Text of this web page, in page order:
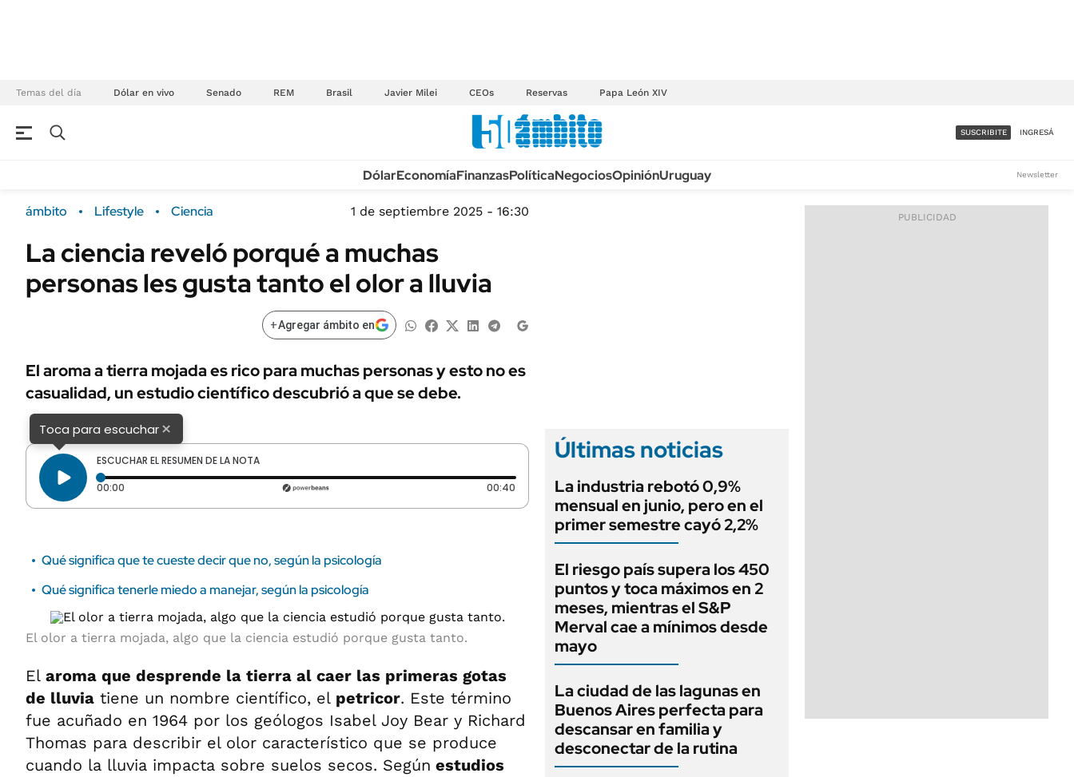
Temas del día Dólar en vivo Senado REM Brasil Javier Milei CEOs Reservas Papa León XIV
Campo
FINANZAS
ÁMBITO DEBATE
MEDIAKIT AMBITO DEBATE
Sustentabilidad
POLÍTICA
Municipios
TECNOLOGÍA
MÉXICO
MUNDO
INFORMACIÓN GENERAL
LIFESTYLE
AUTOS
ACCESO FULL - $1.800/MES
SUSCRIBITE INGRESÁ
DólarEconomíaFinanzasPolíticaNegociosOpiniónUruguay Newsletter
ámbito Lifestyle Ciencia 1 de septiembre 2025 - 16:30
La ciencia reveló porqué a muchas
personas les gusta tanto el olor a lluvia
+Agregar ámbito en
El aroma a tierra mojada es rico para muchas personas y esto no es
casualidad, un estudio científico descubrió a que se debe.
Toca para escuchar×
ESCUCHAR EL RESUMEN DE LA NOTA
00:00 Tiempo transcurrido: 0 segundos 00:40 Duración: 40 segundos
Qué significa que te cueste decir que no, según la psicología
Qué significa tenerle miedo a manejar, según la psicología
El olor a tierra mojada, algo que la ciencia estudió porque gusta tanto.
El aroma que desprende la tierra al caer las primeras gotas
de lluvia tiene un nombre científico, el petricor. Este término
fue acuñado en 1964 por los geólogos Isabel Joy Bear y Richard
Thomas para describir el olor característico que se produce
cuando la lluvia impacta sobre suelos secos. Según estudios
Últimas noticias
La industria rebotó 0,9%
mensual en junio, pero en el
primer semestre cayó 2,2%
El riesgo país supera los 450
puntos y toca máximos en 2
meses, mientras el S&P
Merval cae a mínimos desde
mayo
La ciudad de las lagunas en
Buenos Aires perfecta para
descansar en familia y
desconectar de la rutina